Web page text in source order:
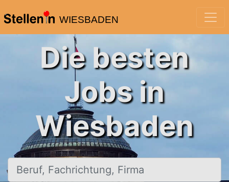
WIESBADEN
Die besten
Jobs in
Wiesbaden
Beruf, Fachrichtung, Firma